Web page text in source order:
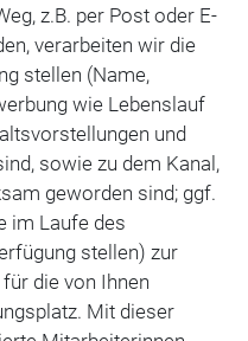
z.B. per Post oder E-
verarbeiten wir die
stellen (Name,
wie Lebenslauf
und
sowie zu dem Kanal,
geworden sind; ggf.
im Laufe des
stellen) zur
die von Ihnen
Mit dieser